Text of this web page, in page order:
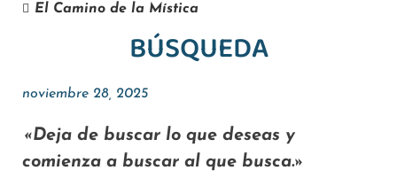
El Camino de la Mística
BÚSQUEDA
noviembre 28, 2025
«Deja de buscar lo que deseas y
comienza a buscar al que busca.»